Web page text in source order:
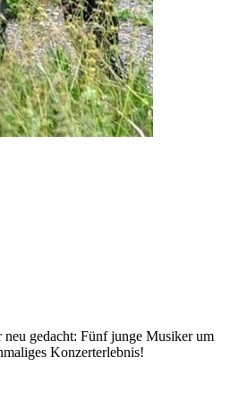
gedacht: Fünf junge Musiker um
Konzerterlebnis!